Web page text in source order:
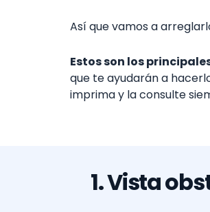
Así que vamos a
Estos son los
que te ayudarán a
imprima y la consulte
1. Vista